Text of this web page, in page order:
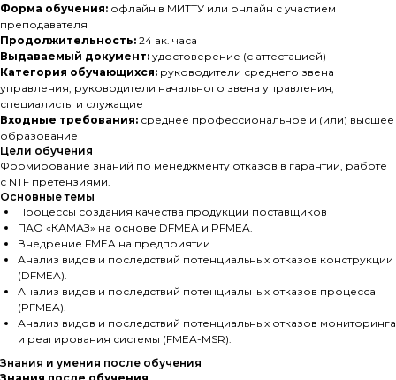
Форма обучения: офлайн в МИТТУ или онлайн с участием
преподавателя
Продолжительность: 24 ак. часа
Выдаваемый документ: удостоверение (с аттестацией)
Категория обучающихся: руководители среднего звена
управления, руководители начального звена управления,
специалисты и служащие
Входные требования: среднее профессиональное и (или) высшее
образование
Цели обучения
Формирование знаний по менеджменту отказов в гарантии, работе
с NTF претензиями.
Основные темы
Процессы создания качества продукции поставщиков
ПАО «КАМАЗ» на основе DFMEA и PFMEA.
Внедрение FMEA на предприятии.
Анализ видов и последствий потенциальных отказов конструкции
(DFMEA).
Анализ видов и последствий потенциальных отказов процесса
(PFMEA).
Анализ видов и последствий потенциальных отказов мониторинга
и реагирования системы (FMEA-MSR).
Знания и умения после обучения